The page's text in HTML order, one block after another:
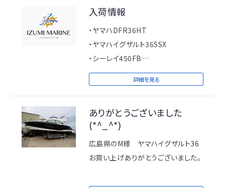
ＩＺＵＭＩＭＡＲＩＮＥ
入荷情報
・ヤマハDFR36HT
・ヤマハイグザルト36SSX
・シーレイ450FB
・シーレイ320
・シーレイ315
・ヤマハSC-30
・ヤマハ212X
11月に入荷いたします。
是非お早めにお問い合わせ下さい。
詳細を見る
ありがとうございました
(*^_^*)
広島県のM様 ヤマハイグザルト36
お買い上げありがとうございました。